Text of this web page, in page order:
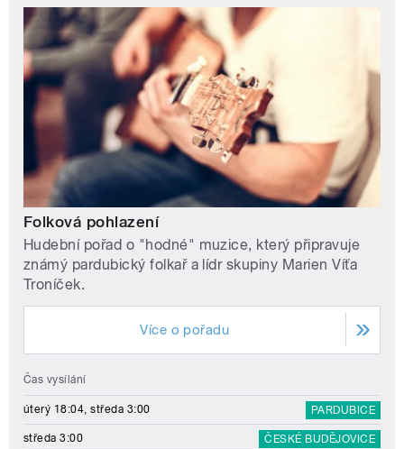
Folková pohlazení
Hudební pořad o "hodné" muzice, který připravuje
známý pardubický folkař a lídr skupiny Marien Víťa
Troníček.
Více o pořadu
Čas vysílání
úterý 18:04, středa 3:00 PARDUBICE
středa 3:00 ČESKÉ BUDĚJOVICE